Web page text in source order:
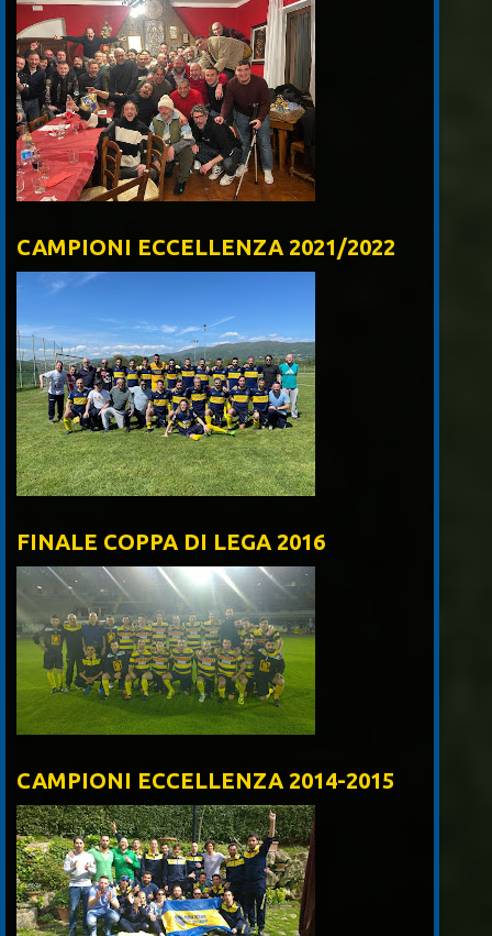
CAMPIONI ECCELLENZA 2021/2022
FINALE COPPA DI LEGA 2016
CAMPIONI ECCELLENZA 2014-2015